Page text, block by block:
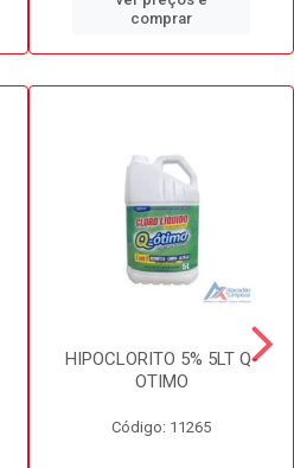
comprar
HIPOCLORITO 5% 5LT Q-
OTIMO
Código: 11265